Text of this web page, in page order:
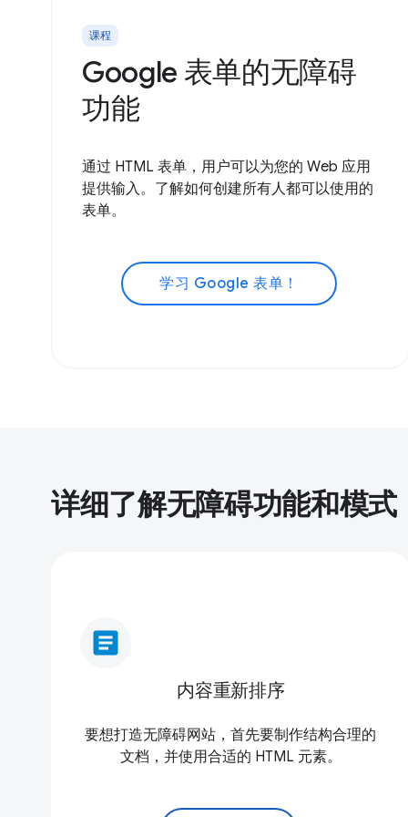
课程
Google 表单的无障碍
功能
通过 HTML 表单，用户可以为您的 Web 应用
提供输入。了解如何创建所有人都可以使用的
表单。
学习 Google 表单！
详细了解无障碍功能和模式
article
内容重新排序
要想打造无障碍网站，首先要制作结构合理的
文档，并使用合适的 HTML 元素。